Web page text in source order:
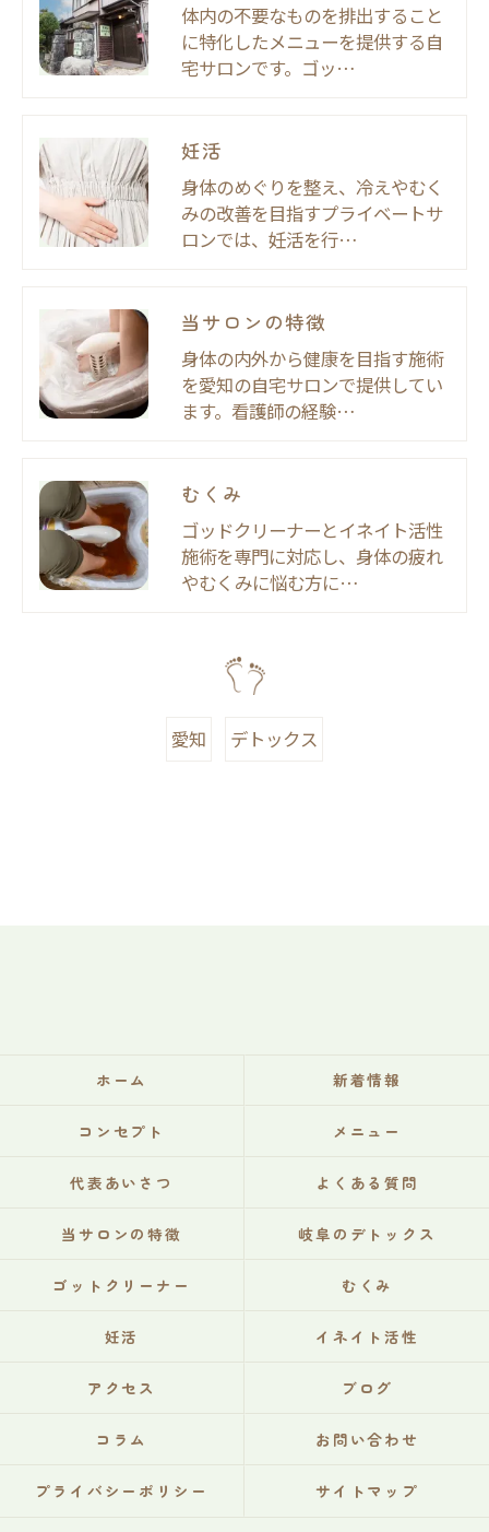
体内の不要なものを排出すること
に特化したメニューを提供する自
宅サロンです。ゴッ…
妊活
身体のめぐりを整え、冷えやむく
みの改善を目指すプライベートサ
ロンでは、妊活を行…
当サロンの特徴
身体の内外から健康を目指す施術
を愛知の自宅サロンで提供してい
ます。看護師の経験…
むくみ
ゴッドクリーナーとイネイト活性
施術を専門に対応し、身体の疲れ
やむくみに悩む方に…
愛知 デトックス
ホーム 新着情報
コンセプト メニュー
代表あいさつ よくある質問
当サロンの特徴 岐阜のデトックス
ゴットクリーナー むくみ
妊活 イネイト活性
アクセス ブログ
コラム お問い合わせ
プライバシーポリシー サイトマップ